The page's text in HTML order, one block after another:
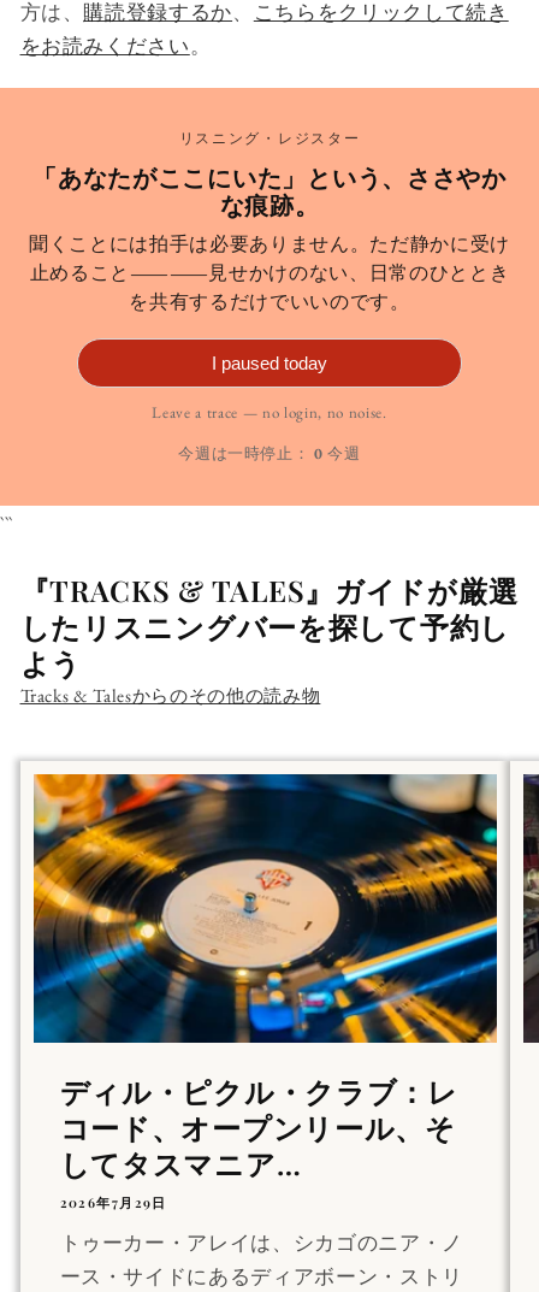
方は、 購読登録するか、
こちらをクリックして続き
をお読みください。
リスニング・レジスター
「あなたがここにいた」という、ささやか
な痕跡。
聞くことには拍手は必要ありません。ただ静かに受け
止めること――見せかけのない、日常のひととき
を共有するだけでいいのです。
I paused today
Leave a trace — no login, no noise.
今週は一時停止： 0 今週
```
『TRACKS & TALES』ガイドが厳選
したリスニングバーを探して予約し
よう
Tracks & Talesからのその他の読み物
ディル・ピクル・クラブ：レ
コード、オープンリール、そ
してタスマニア…
2026年7月29日
トゥーカー・アレイは、シカゴのニア・ノ
ース・サイドにあるディアボーン・ストリ